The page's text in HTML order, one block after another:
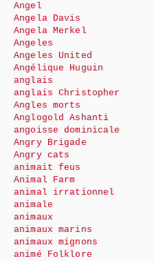
Angel
Angela Davis
Angela Merkel
Angeles
Angeles United
Angélique Huguin
anglais
anglais Christopher
Angles morts
Anglogold Ashanti
angoisse dominicale
Angry Brigade
Angry cats
animait feus
Animal Farm
animal irrationnel
animale
animaux
animaux marins
animaux mignons
animé Folklore